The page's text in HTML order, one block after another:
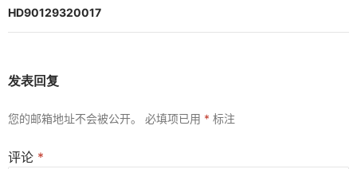
航
HD90129320017
发表回复
您的邮箱地址不会被公开。 必填项已用 * 标注
评论 *